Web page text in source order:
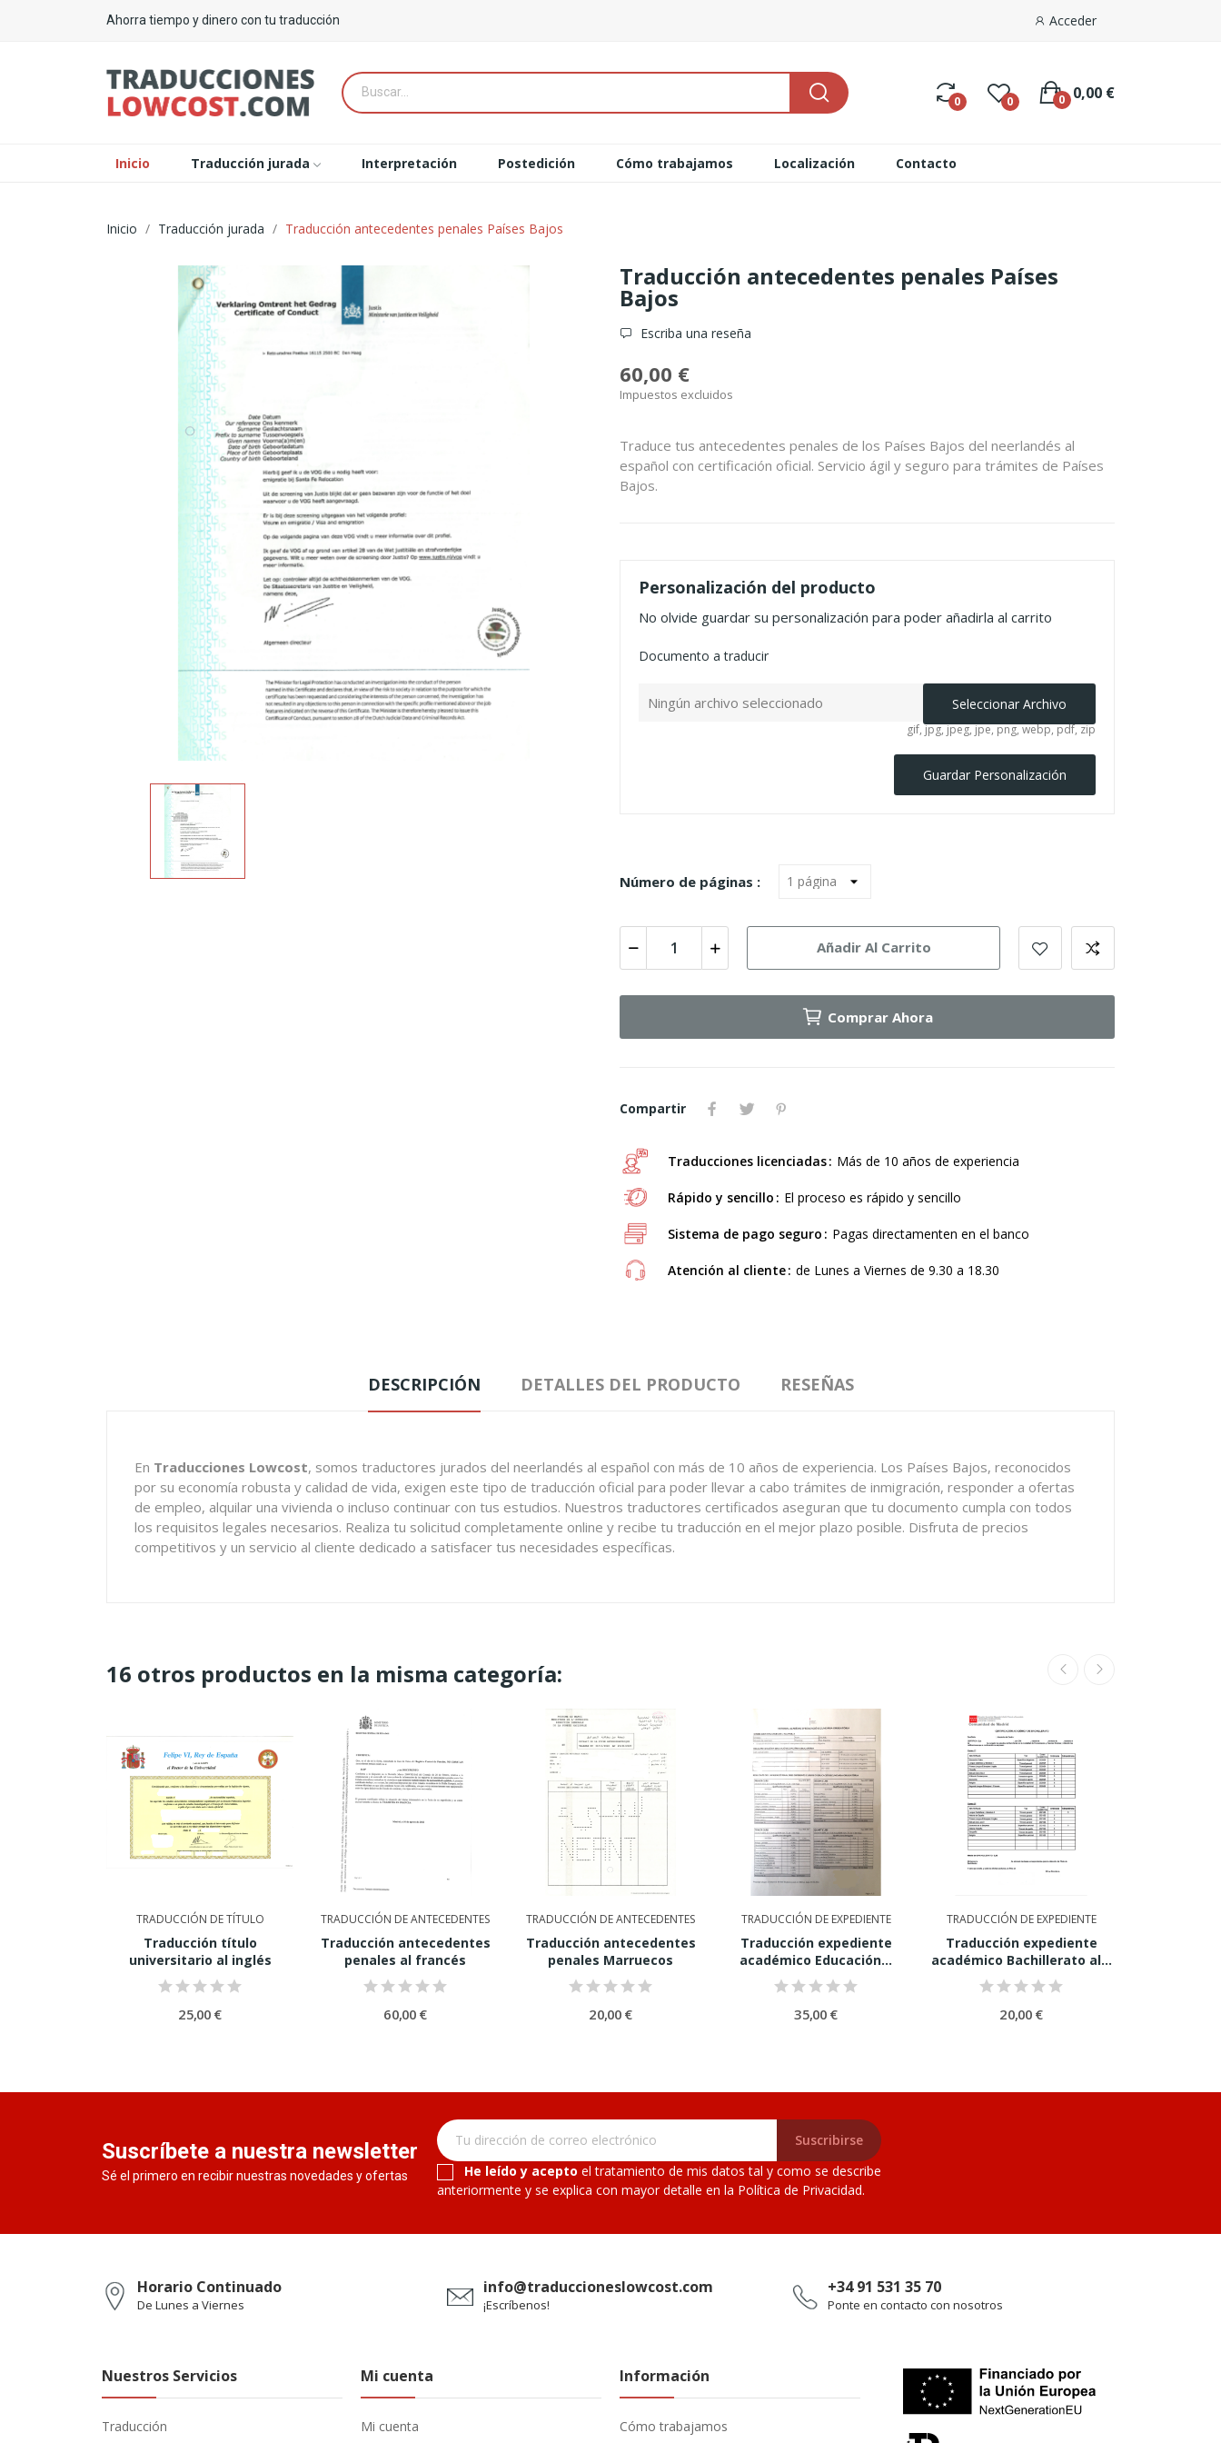
Ahorra tiempo y dinero con tu traducción Acceder
0 0 0,00 €
0
Inicio Traducción jurada Interpretación Postedición Cómo trabajamos Localización Contacto
Inicio Traducción jurada Traducción antecedentes penales Países Bajos
Traducción antecedentes penales Países
Bajos
Escriba una reseña
60,00 €
Impuestos excluidos
Traduce tus antecedentes penales de los Países Bajos del neerlandés al
español con certificación oficial. Servicio ágil y seguro para trámites de Países
Bajos.
Personalización del producto
No olvide guardar su personalización para poder añadirla al carrito
Documento a traducir
Ningún archivo seleccionado Seleccionar Archivo
gif, jpg, jpeg, jpe, png, webp, pdf, zip
Guardar Personalización
Número de páginas :
Añadir Al Carrito
Comprar Ahora
Compartir
Traducciones licenciadas Más de 10 años de experiencia
Rápido y sencillo El proceso es rápido y sencillo
Sistema de pago seguro Pagas directamenten en el banco
Atención al cliente de Lunes a Viernes de 9.30 a 18.30
DESCRIPCIÓN DETALLES DEL PRODUCTO RESEÑAS
En Traducciones Lowcost, somos traductores jurados del neerlandés al español con más de 10 años de experiencia. Los Países Bajos, reconocidos
por su economía robusta y calidad de vida, exigen este tipo de traducción oficial para poder llevar a cabo trámites de inmigración, responder a ofertas
de empleo, alquilar una vivienda o incluso continuar con tus estudios. Nuestros traductores certificados aseguran que tu documento cumpla con todos
los requisitos legales necesarios. Realiza tu solicitud completamente online y recibe tu traducción en el mejor plazo posible. Disfruta de precios
competitivos y un servicio al cliente dedicado a satisfacer tus necesidades específicas.
16 otros productos en la misma categoría:
TRADUCCIÓN DE TÍTULO
Traducción título
universitario al inglés
25,00 €
TRADUCCIÓN DE ANTECEDENTES
Traducción antecedentes
penales al francés
60,00 €
TRADUCCIÓN DE ANTECEDENTES
Traducción antecedentes
penales Marruecos
20,00 €
TRADUCCIÓN DE EXPEDIENTE
Traducción expediente
académico Educación...
35,00 €
TRADUCCIÓN DE EXPEDIENTE
Traducción expediente
académico Bachillerato al...
20,00 €
Suscríbete a nuestra newsletter
Sé el primero en recibir nuestras novedades y ofertas
Suscribirse
He leído y acepto el tratamiento de mis datos tal y como se describe
anteriormente y se explica con mayor detalle en la Política de Privacidad.
Horario Continuado
De Lunes a Viernes
info@traduccioneslowcost.com
¡Escríbenos!
+34 91 531 35 70
Ponte en contacto con nosotros
Nuestros Servicios
Traducción
Mi cuenta
Mi cuenta
Información
Cómo trabajamos